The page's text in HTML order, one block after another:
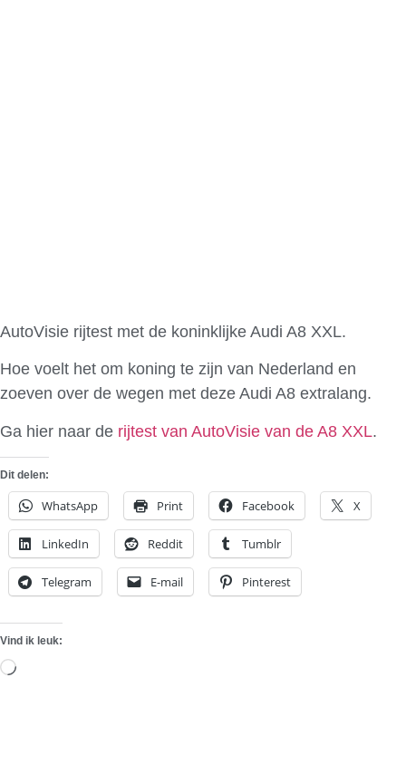
AutoVisie rijtest met de koninklijke Audi A8 XXL.
Hoe voelt het om koning te zijn van Nederland en
zoeven over de wegen met deze Audi A8 extralang.
Ga hier naar de rijtest van AutoVisie van de A8 XXL.
Dit delen:
WhatsApp Print Facebook X
LinkedIn Reddit Tumblr
Telegram E-mail Pinterest
Vind ik leuk:
Aan